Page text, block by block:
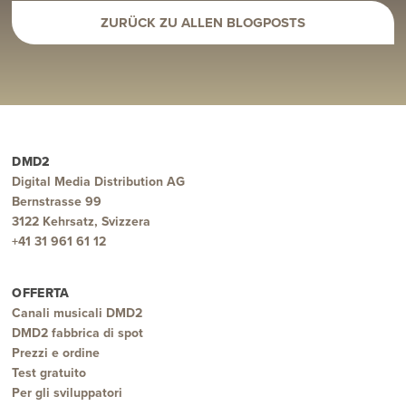
ZURÜCK ZU ALLEN BLOGPOSTS
DMD2
Digital Media Distribution AG
Bernstrasse 99
3122 Kehrsatz, Svizzera
+41 31 961 61 12
OFFERTA
Canali musicali DMD2
DMD2 fabbrica di spot
Prezzi e ordine
Test gratuito
Per gli sviluppatori